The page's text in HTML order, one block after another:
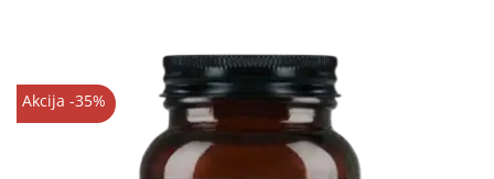
Akcija -35%